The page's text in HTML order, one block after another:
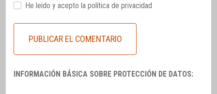
He leido y acepto la política de privacidad
INFORMACIÓN BÁSICA SOBRE PROTECCIÓN DE DATOS: